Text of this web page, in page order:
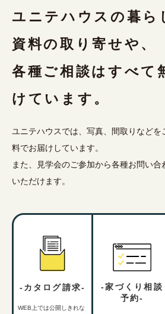
ユニテハウスの暮ら
資料の取り寄せや、
各種ご相談はすべて
けています。
ユニテハウスでは、写真、間取りなど
料でお届けしています。
また、見学会のご参加から各種お問い
いただけます。
-カタログ請求-
WEB上では公開しきれな
-家づくり相談
予約-